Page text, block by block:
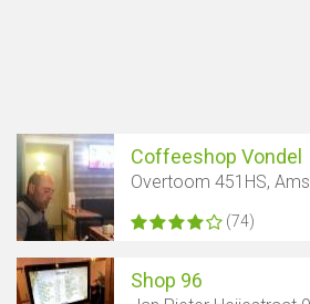
Coffeeshop Vondel
Overtoom 451HS,
(74)
Shop 96